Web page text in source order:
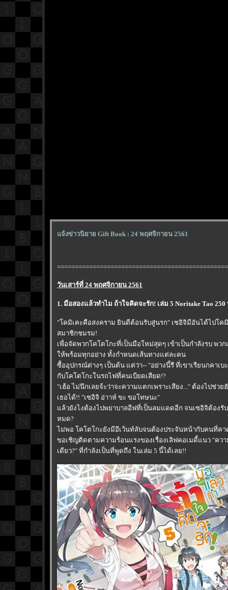
จ้งข่าวนิยาย Gift Book : 24 พฤศจิกายน 2561
วันเสาร์ที่ 24 พฤศจิกายน 2561
1. มือสองแล้วทำไม ถ้าใจคิดจะรัก! เล่ม 5 Noritake Tao 250
"โคมิเคะคือสงคราม ยินดีต้อนรับสู่นรก" เซอิจิมีอันได้ไปโค
สมาชิกชมรม!
เพื่อจัดพวกโคโตโกะที่เป็นมือใหม่สุดๆ เข้าเป็นกำลังรบ พวก
ห้พร้อมทุกอย่าง ทั้งกำหนดเส้นทางแต่ละคน
ซื้ออุปกรณ์ต่างๆ เป็นต้น แต่ว่า-- "อย่างนี้รึ ที่เขาเรียนกคาเบ
กับโคโตโกะในรถไฟที่คนเบียดเสียด!?
"เฮ้อ ไม่นึกเลยจ้ะว่าจะความแตกเพราะเสียง..." ต้องไปช่ว
เธอได้!! "เซอิจิ อ่าาห์ ขะ ขอโทษนะ"
ล้วยังไงต้องไปพยาบาลอีฟที่เป็นลมแดดอีก จนเซอิจิต้องรั
หมด?
ไม่พอ โคโตโกะยังมีอีเว้นท์ลับจนต้องประจันหน้ากับคนที่ค
ขอเชิญติดตามความร้อนแรงของเรื่องเลิฟคอเมดี้แนว "ควา
เดียว?" ที่กำลังเป็นที่พูดถึง ในเล่ม 5 นี้ได้เลย!!